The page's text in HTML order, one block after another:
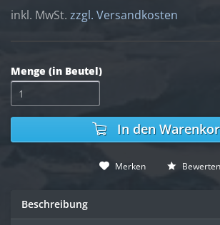
inkl. MwSt. zzgl. Versandkosten
Menge (in Beutel)
In den
Merken Bewerten
Beschreibung